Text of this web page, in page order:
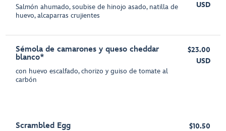
Salmón ahumado, soubise de hinojo asado, natilla de
huevo, alcaparras crujientes
USD
Sémola de camarones y queso cheddar
blanco*
con huevo escalfado, chorizo y guiso de tomate al
carbón
$23.00
USD
Scrambled Egg
$10.50